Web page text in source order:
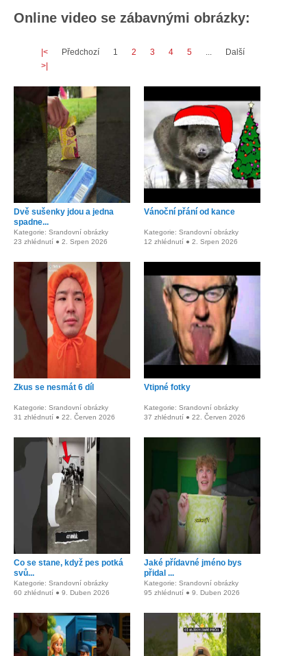
Online video se zábavnými obrázky:
|< Předchozí 1 2 3 4 5 ...
Další
>|
Dvě sušenky jdou a jedna
spadne...
Kategorie: Srandovní obrázky
23 zhlédnutí ● 2. Srpen 2026
Vánoční přání od kance
Kategorie: Srandovní obrázky
12 zhlédnutí ● 2. Srpen 2026
Zkus se nesmát 6 díl
Kategorie: Srandovní obrázky
31 zhlédnutí ● 22. Červen 2026
Vtipné fotky
Kategorie: Srandovní obrázky
37 zhlédnutí ● 22. Červen 2026
Co se stane, když pes potká
svů...
Kategorie: Srandovní obrázky
60 zhlédnutí ● 9. Duben 2026
Jaké přídavné jméno bys
přidal ...
Kategorie: Srandovní obrázky
95 zhlédnutí ● 9. Duben 2026